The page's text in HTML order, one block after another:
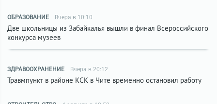
ОБРАЗОВАНИЕ Вчера в 10:10
Две школьницы из Забайкалья вышли в финал Всероссийского
конкурса музеев
ЗДРАВООХРАНЕНИЕ Вчера в 20:12
Травмпункт в районе КСК в Чите временно остановил работу